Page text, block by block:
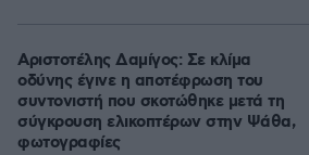
Αριστοτέλης Δαμίγος: Σε κλίμα
οδύνης έγινε η αποτέφρωση του
συντονιστή που σκοτώθηκε μετά τη
σύγκρουση ελικοπτέρων στην Ψάθα,
φωτογραφίες